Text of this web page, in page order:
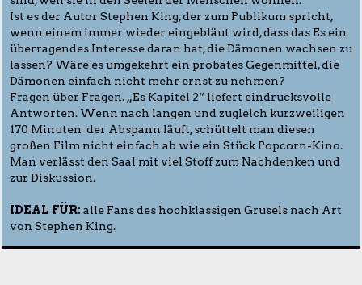
Ist es der Autor Stephen King, der zum Publikum spricht,
wenn einem immer wieder eingebläut wird, dass das Es ein
überragendes Interesse daran hat, die Dämonen wachsen zu
lassen? Wäre es umgekehrt ein probates Gegenmittel, die
Dämonen einfach nicht mehr ernst zu nehmen?
Fragen über Fragen. „Es Kapitel 2“ liefert eindrucksvolle
Antworten. Wenn nach langen und zugleich kurzweiligen
170 Minuten der Abspann läuft, schüttelt man diesen
großen Film nicht einfach ab wie ein Stück Popcorn-Kino.
Man verlässt den Saal mit viel Stoff zum Nachdenken und
zur Diskussion.
IDEAL FÜR: alle Fans des hochklassigen Grusels nach Art
von Stephen King.